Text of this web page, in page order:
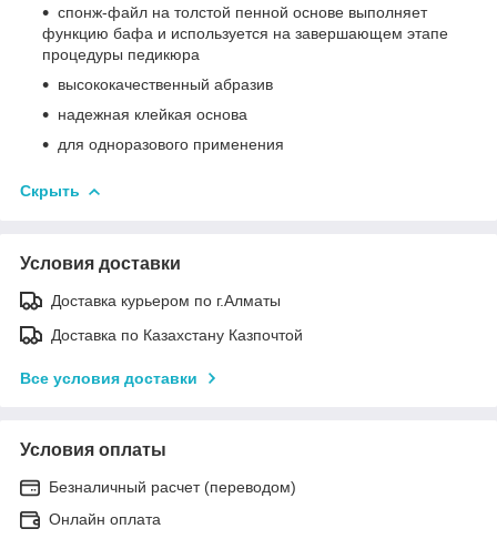
спонж-файл на толстой пенной основе выполняет
функцию бафа и используется на завершающем этапе
процедуры педикюра
высококачественный абразив
надежная клейкая основа
для одноразового применения
Скрыть
Условия доставки
Доставка курьером по г.Алматы
Доставка по Казахстану Казпочтой
Все условия доставки
Условия оплаты
Безналичный расчет (переводом)
Онлайн оплата